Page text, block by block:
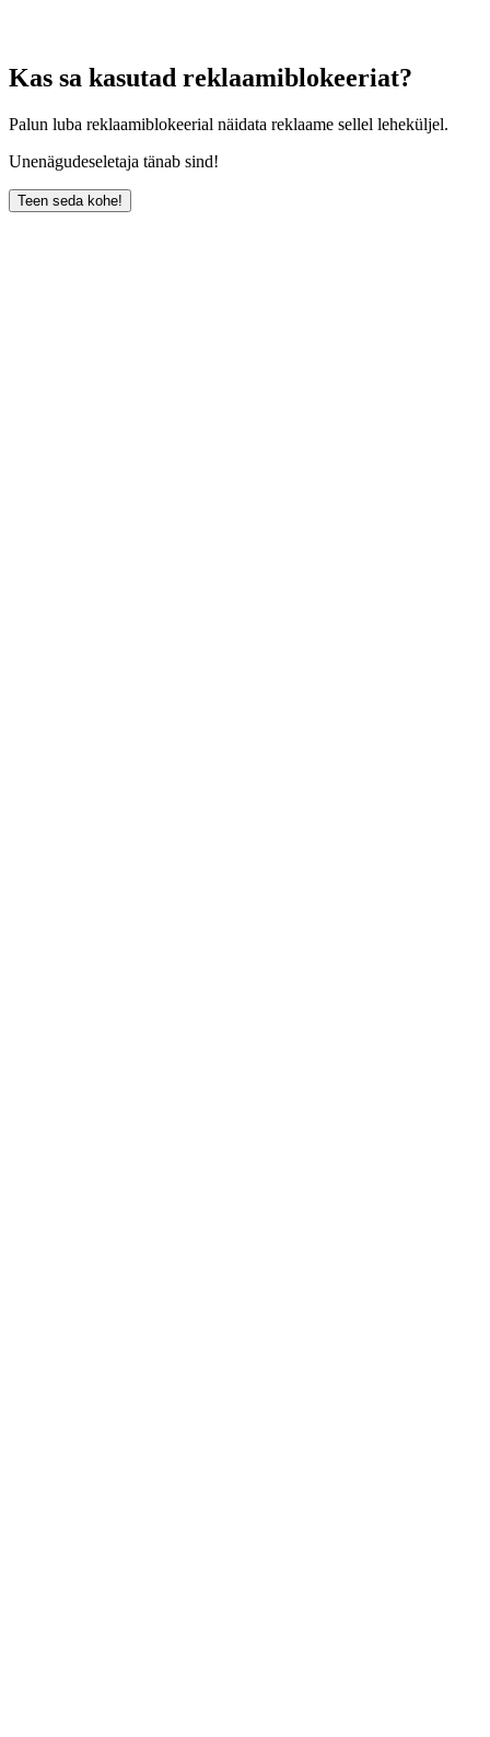
Kas sa kasutad reklaamiblokeeriat?
Palun luba reklaamiblokeerial näidata reklaame sellel leheküljel.
Unenägudeseletaja tänab sind!
Teen seda kohe!